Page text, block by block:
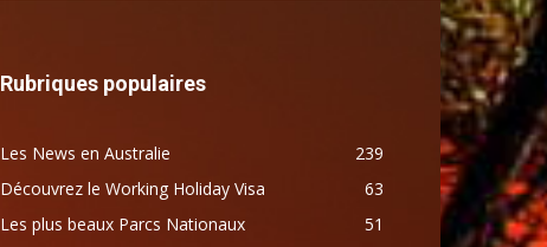
Rubriques populaires
Les News en Australie
239
Découvrez le Working Holiday Visa
63
Les plus beaux Parcs Nationaux
51